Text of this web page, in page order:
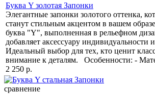
Буква Y золотая Запонки
Элегантные запонки золотого оттенка,
станут стильным акцентом в вашем
буква "Y", выполненная в рельефном
добавляет аксессуару индивидуальности
Идеальный выбор для тех, кто ценит
внимание к деталям. Особенности: -
2 250 р.
сравнение